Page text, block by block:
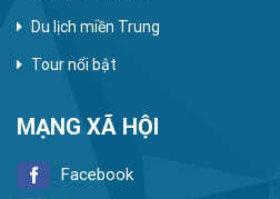
Du lịch miền Trung
Tour nổi bật
MẠNG XÃ HỘI
Facebook